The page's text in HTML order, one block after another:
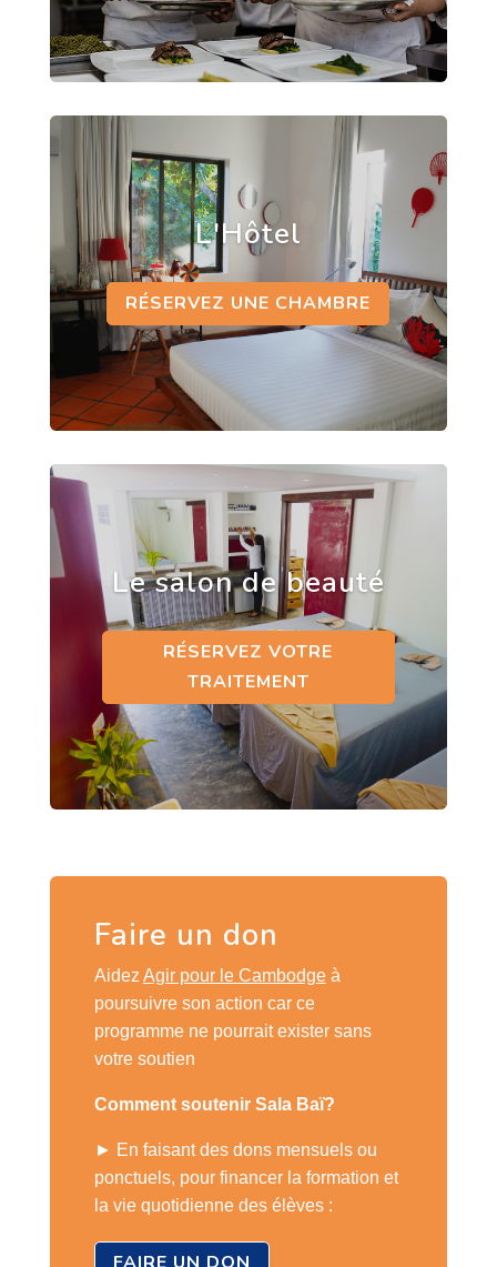
L'Hôtel
RÉSERVEZ UNE CHAMBRE
Le salon de beauté
RÉSERVEZ VOTRE
TRAITEMENT
Faire un don
Aidez Agir pour le Cambodgeà
poursuivre son action car ce
programme ne pourrait exister sans
votre soutien
Comment soutenir Sala Baï?
► En faisant des dons mensuels ou
ponctuels, pour financer la formation et
la vie quotidienne des élèves :
FAIRE UN DON